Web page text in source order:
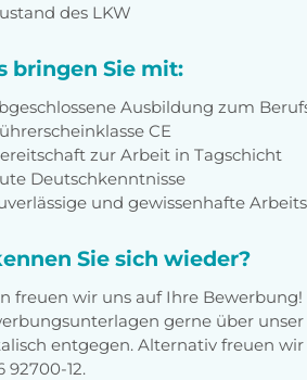
des LKW
bringen Sie mit:
Ausbildung zum
CE
zur Arbeit in Tagschicht
Deutschkenntnisse
und gewissenhafte
Sie sich wieder?
freuen wir uns auf Ihre
gerne über
entgegen. Alternativ freuen
92700-12.